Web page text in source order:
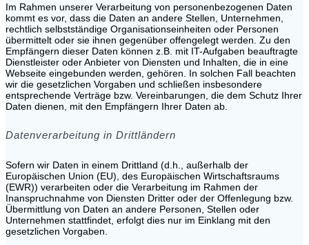
Im Rahmen unserer Verarbeitung von personenbezogenen Daten
kommt es vor, dass die Daten an andere Stellen, Unternehmen,
rechtlich selbstständige Organisationseinheiten oder Personen
übermittelt oder sie ihnen gegenüber offengelegt werden. Zu den
Empfängern dieser Daten können z.B. mit IT-Aufgaben beauftragte
Dienstleister oder Anbieter von Diensten und Inhalten, die in eine
Webseite eingebunden werden, gehören. In solchen Fall beachten
wir die gesetzlichen Vorgaben und schließen insbesondere
entsprechende Verträge bzw. Vereinbarungen, die dem Schutz Ihrer
Daten dienen, mit den Empfängern Ihrer Daten ab.
Datenverarbeitung in Drittländern
Sofern wir Daten in einem Drittland (d.h., außerhalb der
Europäischen Union (EU), des Europäischen Wirtschaftsraums
(EWR)) verarbeiten oder die Verarbeitung im Rahmen der
Inanspruchnahme von Diensten Dritter oder der Offenlegung bzw.
Übermittlung von Daten an andere Personen, Stellen oder
Unternehmen stattfindet, erfolgt dies nur im Einklang mit den
gesetzlichen Vorgaben.